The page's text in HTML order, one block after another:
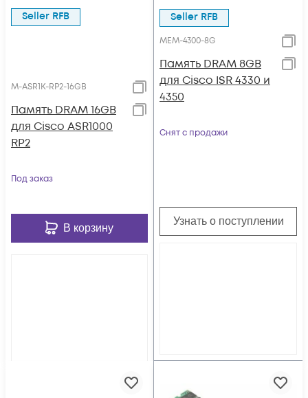
Seller RFB
M-ASR1K-RP2-16GB
Память DRAM 16GB
для Cisco ASR1000
RP2
Под заказ
В корзину
Seller RFB
MEM-4300-8G
Память DRAM 8GB
для Cisco ISR 4330 и
4350
Снят с продажи
Узнать о поступлении